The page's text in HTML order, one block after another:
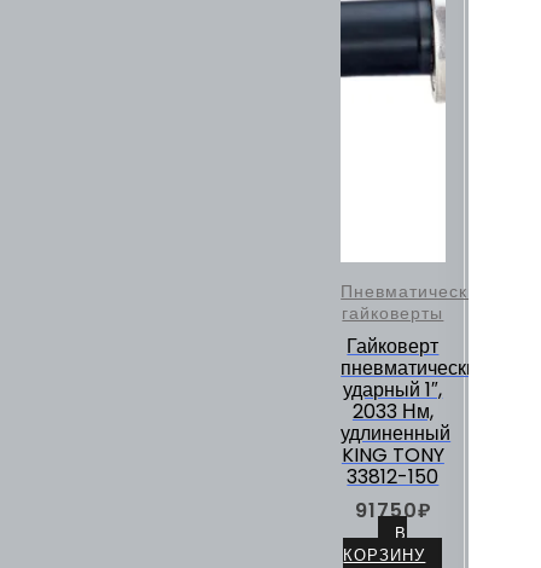
Пневматические
гайковерты
Гайковерт
пневматический
ударный 1″,
2033 Нм,
удлиненный
KING TONY
33812-150
91750₽
В
КОРЗИНУ